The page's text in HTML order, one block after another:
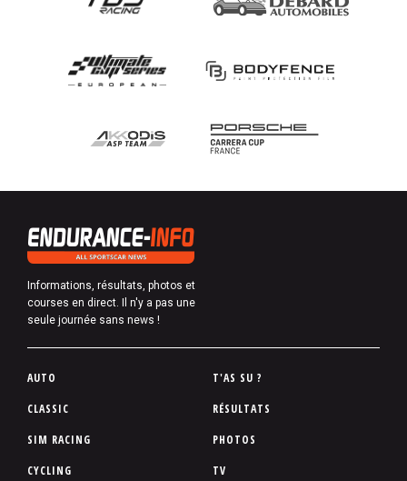
Informations, résultats, photos et
courses en direct. Il n'y a pas une
seule journée sans news !
P
d
d
AUTO
CLASSIC
SIM RACING
CYCLING
T'AS SU ?
RÉSULTATS
PHOTOS
TV